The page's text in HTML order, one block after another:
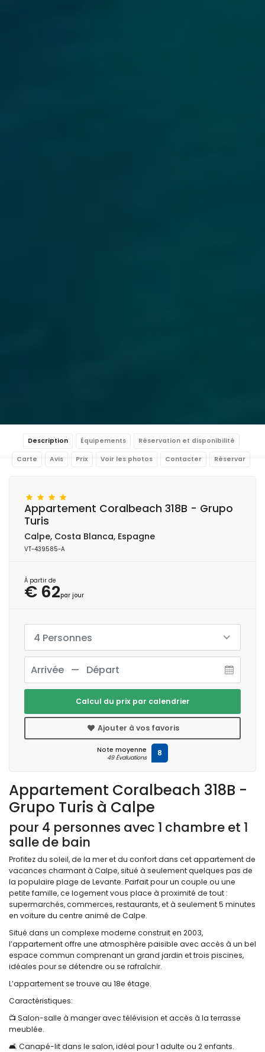
Description Équipements Réservation et disponibilité
Carte Avis Prix Voir les photos Contacter Réservar
Appartement Coralbeach 318B -
Grupo Turis à Calpe
pour 4 personnes avec 1 chambre et 1
salle de bain
Profitez du soleil, de la mer et du confort dans cet appartement de
vacances charmant à Calpe, situé à seulement quelques pas de
la populaire plage de Levante. Parfait pour un couple ou une
petite famille, ce logement vous place à proximité de tout :
supermarchés, commerces, restaurants, et à seulement 5 minutes
en voiture du centre animé de Calpe.
Situé dans un complexe moderne construit en 2003,
l’appartement offre une atmosphère paisible avec accès à un bel
espace commun comprenant un grand jardin et trois piscines,
idéales pour se détendre ou se rafraîchir.
L’appartement se trouve au 18e étage.
Caractéristiques:
📺 Salon-salle à manger avec télévision et accès à la terrasse
meublée.
🛋️ Canapé-lit dans le salon, idéal pour 1 adulte ou 2 enfants.
Appartement Coralbeach 318B - Grupo
Turis
Calpe, Costa Blanca, Espagne
VT-439585-A
À partir de
€ 62par jour
4 Personnes
Calcul du prix par calendrier
Ajouter à vos favoris
Note moyenne
49 Évaluations 8